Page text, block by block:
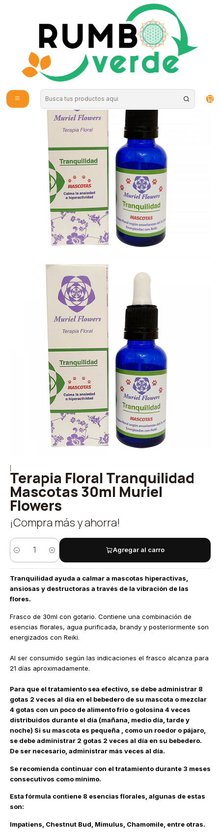
Envío gratis por compras sobre los 59.990 en la provincia de Santiago
Mascotas
Terapia Floral Tranquilidad Mascotas 30ml Muriel Flowers
Terapia Floral Tranquilidad
Mascotas 30ml Muriel
Flowers
¡Compra más y ahorra!
Cantidad
Agregar al carro
Tranquilidad ayuda a calmar a mascotas hiperactivas,
ansiosas y destructoras a través de la vibración de las
flores.
Frasco de 30ml con gotario. Contiene una combinación de
esencias florales, agua purificada, brandy y posteriormente son
energizados con Reiki.
Al ser consumido según las indicaciones el frasco alcanza para
21 días aproximadamente.
Para que el tratamiento sea efectivo, se debe administrar 8
gotas 2 veces al día en el bebedero de su mascota o mezclar
4 gotas con un poco de alimento frío o golosina 4 veces
distribuidos durante el día (mañana, medio día, tarde y
noche) Si su mascota es pequeña , como un roedor o pájaro,
se debe administrar 2 gotas 2 veces al día en su bebedero.
De ser necesario, administrar más veces al día.
Se recomienda continuar con el tratamiento durante 3 meses
consecutivos como mínimo.
Esta fórmula contiene 8 esencias florales, algunas de estas
son:
Impatiens, Chestnut Bud, Mimulus, Chamomile, entre otras.